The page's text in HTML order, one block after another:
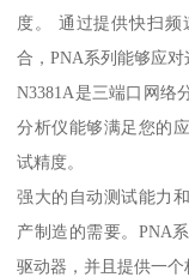
度。 通过提供快扫
合，PNA系列能够应对
N3381A是三端口网络
分析仪能够满足您的
试精度。
强大的自动测试能力
产制造的需要。PNA
驱动器，并且提供一个